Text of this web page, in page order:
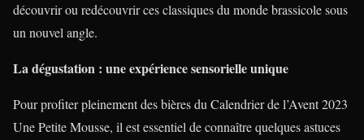
découvrir ou redécouvrir ces classiques du monde brassicole sous
un nouvel angle.
La dégustation : une expérience sensorielle unique
Pour profiter pleinement des bières du Calendrier de l’Avent 2023
Une Petite Mousse, il est essentiel de connaître quelques astuces